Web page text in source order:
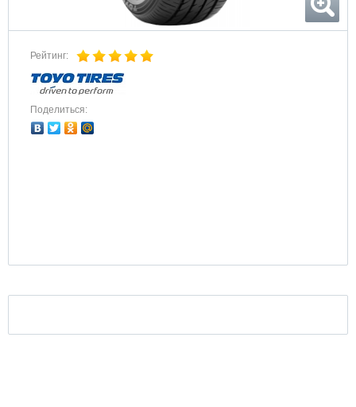
Рейтинг:
Поделиться: